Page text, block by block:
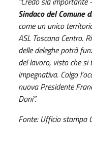
Sindaco del Comune
come un unico
ASL Toscana Centro.
delle deleghe potrà
del lavoro, visto che
impegnativa. Colgo
nuova Presidente
Doni”.
Fonte: Ufficio stampa